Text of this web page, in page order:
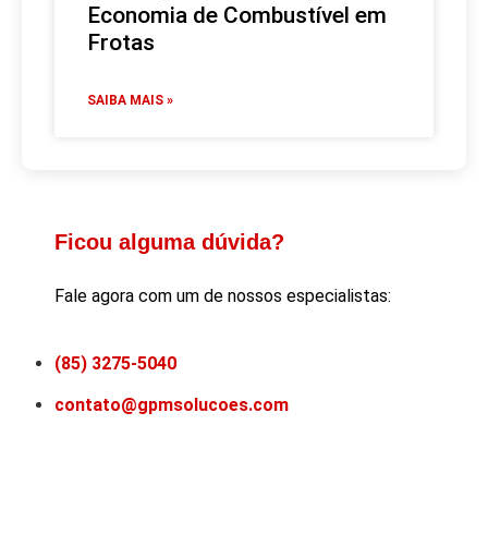
Economia de Combustível em
Frotas
SAIBA MAIS »
Ficou alguma dúvida?
Fale agora com um de nossos especialistas:
(85) 3275-5040
contato@gpmsolucoes.com